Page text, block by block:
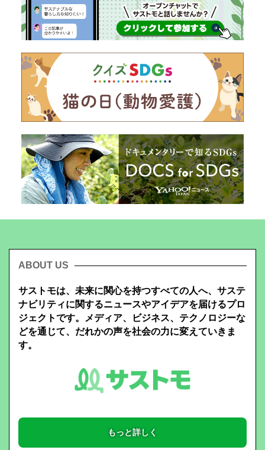
ABOUT US
サストモは、未来に関心を持つすべての人へ、サステ
ナビリティに関するニュースやアイデアを届けるプロ
ジェクトです。メディア、ビジネス、テクノロジーな
どを通じて、だれかの声を社会の力に変えていきま
す。
もっと詳しく